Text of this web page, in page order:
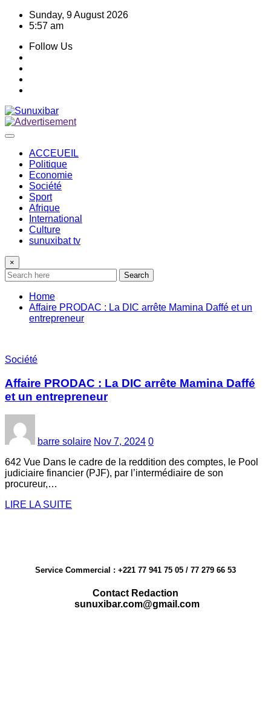
Skip
Sunday, 9 August 2026
5:57 am
Follow Us
ACCEUEIL
Politique
Economie
Société
Sport
Afrique
International
Culture
sunuxibat tv
×
Search
Home
Affaire PRODAC : La DIC arrête Mamina Daffé et un
entrepreneur
Société
Affaire PRODAC : La DIC arrête Mamina Daffé
et un entrepreneur
barre solaire Nov 7, 2024 0
642 Vue Dans le cadre de la reddition des comptes, le Pool
judiciaire financier (PJF), par l’intermédiaire de son
procureur,…
LIRE LA SUITE
Service Commercial : +221 77 941 75 05 / 77 279 66 53
Contact Redaction
sunuxibar.com@gmail.com